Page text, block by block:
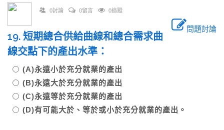
0討論 0留言 0追蹤
問題討論
19. 短期總合供給曲線和總合需求曲
線交點下的產出水準：
(A)永遠小於充分就業的產出
(B)永遠大於充分就業的產出
(C)永遠等於充分就業的產出
(D)有可能大於、等於或小於充分就業的產出。